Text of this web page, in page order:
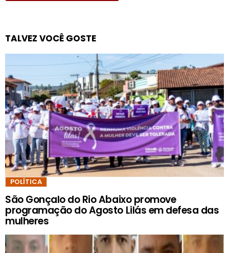
TALVEZ VOCÊ GOSTE
POLÍTICA
São Gonçalo do Rio Abaixo promove
programação do Agosto Lilás em defesa das
mulheres